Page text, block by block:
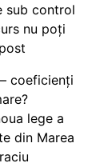
sub control
nu poți
coeficienți
lege a
din Marea